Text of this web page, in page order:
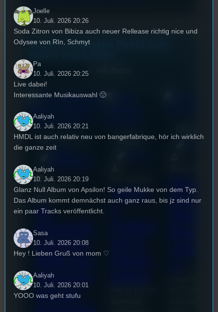
Unsere neuesten Posts zum
3. August 2026
Festivals
Sao-Mai Sol
Nguyen
44.
Stummfil
mwoche
Interview
mit der
18. Juli
Techn
Erste
Joelle
10. Juli. 2026 20:26
Soda Zitron von Bibiza auch neuer Rellease richtig nice und
Odysee von RIn, Schmyt
Pa
10. Juli. 2026 20:25
Live dabei!
Interessante Musikauswahl 🙂
Aaliyah
10. Juli. 2026 20:21
HMDL ist auch relativ neu von bangerfabrique, hör ich wirklich
die ganze zeit
Aaliyah
10. Juli. 2026 20:19
Glanz Null Album von Apsilon! So geile Mukke von dem Typ.
Das Album kommt demnächst auch ganz raus, bis jz sind nur
ein paar Tracks veröffentlicht.
Sasa
10. Juli. 2026 20:08
Hey ! Lieben Gruß von mom ♡
Aaliyah
10. Juli. 2026 20:01
YOOO was geht stufu